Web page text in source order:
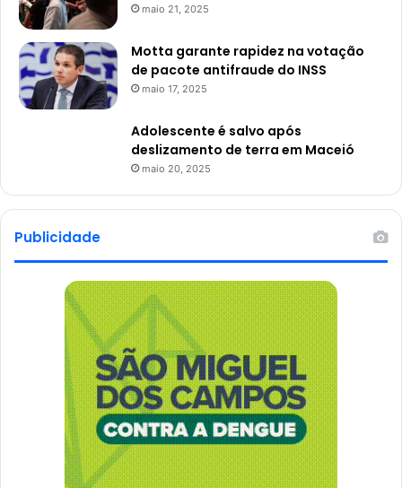
maio 21, 2025
Motta garante rapidez na votação
de pacote antifraude do INSS
maio 17, 2025
Adolescente é salvo após
deslizamento de terra em Maceió
maio 20, 2025
Publicidade